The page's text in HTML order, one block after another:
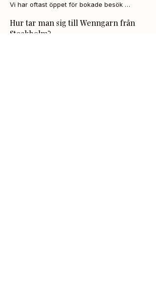
Vi har oftast öppet för bokade besök
att boka i förväg.
Hur tar man sig till Wenngarn från
Stockholm?